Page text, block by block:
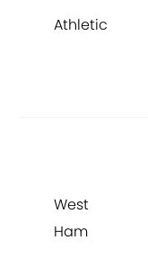
Athletic
West
Ham